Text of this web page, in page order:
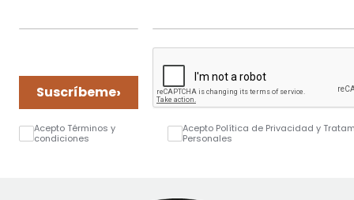
Suscríbeme›
Acepto Términos y
condiciones
Acepto Política de Privacidad y
Personales